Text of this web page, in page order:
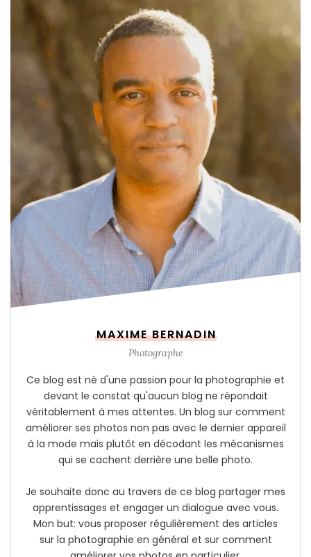
MAXIME BERNADIN
Photographe
Ce blog est né d'une passion pour la photographie et
devant le constat qu'aucun blog ne répondait
véritablement à mes attentes. Un blog sur comment
améliorer ses photos non pas avec le dernier appareil
à la mode mais plutôt en décodant les mécanismes
qui se cachent derrière une belle photo.
Je souhaite donc au travers de ce blog partager mes
apprentissages et engager un dialogue avec vous.
Mon but: vous proposer régulièrement des articles
sur la photographie en général et sur comment